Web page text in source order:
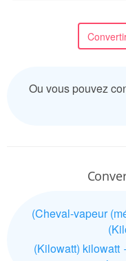
Ou vous pouvez
(Cheval-vapeur
(Kilowatt) kilowatt